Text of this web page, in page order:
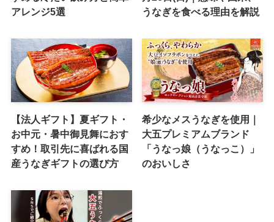
アレンジ5選
うなぎを食べる理由を解説
【法人ギフト】夏ギフト・
お中元・暑中御見舞におす
すめ！取引先に喜ばれる国
産うなぎギフトの選び方
希少なメスうなぎを使用｜
大五プレミアムブランド
「うなっ娘（うなっこ）」
のおいしさ